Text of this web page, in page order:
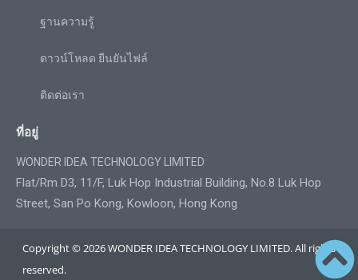
ฐานความรู้
ดาวน์โหลด ยืนยันไฟล์
ติดต่อเรา
ที่อยู่
WONDER IDEA TECHNOLOGY LIMITED
Flat/Rm D3, 11/F, Luk Hop Industrial Building, No.8 Luk Hop
Street, San Po Kong, Kowloon, Hong Kong
Copyright © 2026 WONDER IDEA TECHNOLOGY LIMITED. All rights
reserved.